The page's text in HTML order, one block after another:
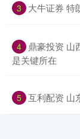
3 大牛证券 特
4 鼎豪投资 山
是关键所在
5 互利配资 山